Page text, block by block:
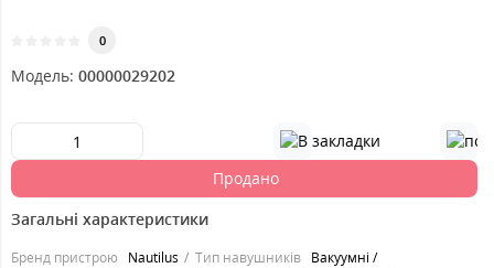
0
Модель: 00000029202
Продано
Загальні характеристики
Бренд пристрою Nautilus Тип навушників Вакуумні /